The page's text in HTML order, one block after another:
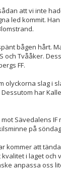
att vi inte
led kommit.
bågen hårt.
och Tvååker.
FF.
olyckorna slag i
har
Sävedalens
på
kommer att
i laget
anpassa oss